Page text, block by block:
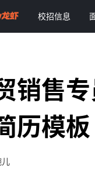
校招信息
销售
历模板
儿